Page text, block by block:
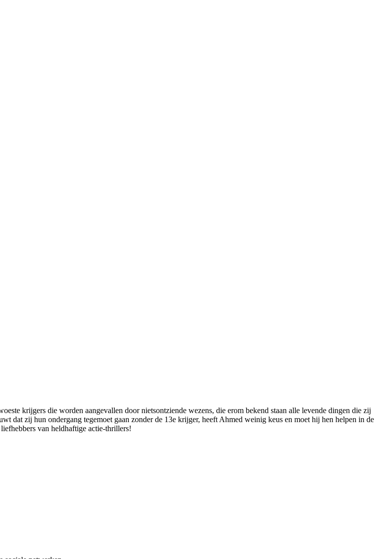
krijgers die worden aangevallen door nietsontziende wezens, die erom bekend staan alle levende dingen die zij
dat zij hun ondergang tegemoet gaan zonder de 13e krijger, heeft Ahmed weinig keus en moet hij hen helpen in de
van heldhaftige actie-thrillers!